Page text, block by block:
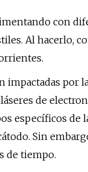
con
Al hacerlo,
por
de
específicos de
Sin
de tiempo.